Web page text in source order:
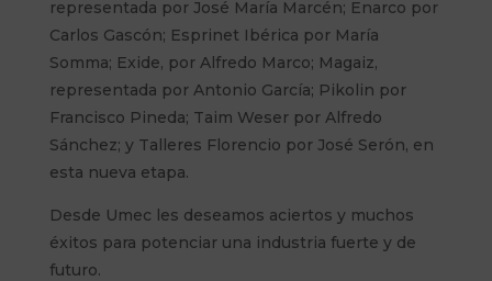
representada por José María Marcén; Enarco por
Carlos Gascón; Esprinet Ibérica por María
Somma; Exide, por Alfredo Marco; Magaiz,
representada por Antonio García; Pikolin por
Francisco Pineda; Taim Weser por Alfredo
Sánchez; y Talleres Florencio por José Serón, en
esta nueva etapa.
Desde Umec les deseamos aciertos y muchos
éxitos para potenciar una industria fuerte y de
futuro.